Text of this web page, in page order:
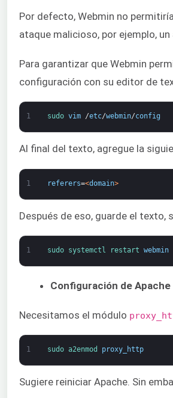
Por defecto, Webmin no
ataque malicioso, por ejemplo,
Para garantizar que Webmin
configuración con su editor de
1 sudo vim /etc/webmin/config
Al final del texto, agregue la
1 referers=<domain>
Después de eso, guarde el
1 sudo systemctl restart webmin
Configuración de Apache
Necesitamos el módulo
1 sudo a2enmod proxy_http
Sugiere reiniciar Apache. Sin